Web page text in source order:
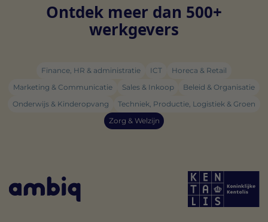
Ontdek meer dan 500+
werkgevers
Finance, HR & administratie ICT
Horeca & Retail
Marketing & Communicatie
Sales & Inkoop
Beleid & Organisatie
Onderwijs & Kinderopvang
Techniek, Productie, Logistiek & Groen
Zorg & Welzijn